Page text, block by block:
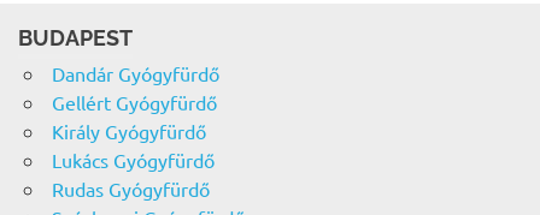
BUDAPEST
Dandár Gyógyfürdő
Gellért Gyógyfürdő
Király Gyógyfürdő
Lukács Gyógyfürdő
Rudas Gyógyfürdő